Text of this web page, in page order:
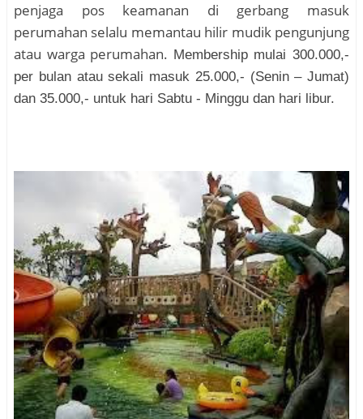
penjaga pos keamanan di gerbang masuk
perumahan selalu memantau hilir mudik pengunjung
atau warga perumahan. Membership mulai 300.000,-
per bulan atau sekali masuk 25.000,- (Senin – Jumat)
dan 35.000,- untuk hari Sabtu - Minggu dan hari libur.